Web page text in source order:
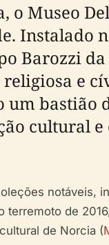
Museo
Instalado
Barozzi
e
um
cultural
de
de Norcia (